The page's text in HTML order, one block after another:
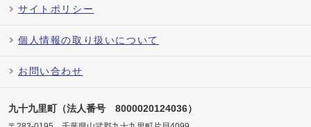
サイトポリシー
個人情報の取り扱いについて
お問い合わせ
九十九里町（法人番号 8000020124036）